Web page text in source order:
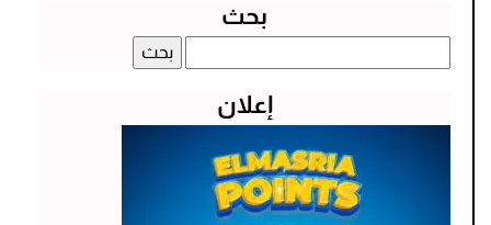
بحث
عن:
إعلان